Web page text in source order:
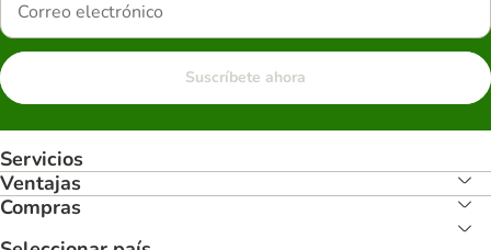
Suscríbete ahora
Servicios
Ventajas
Compras